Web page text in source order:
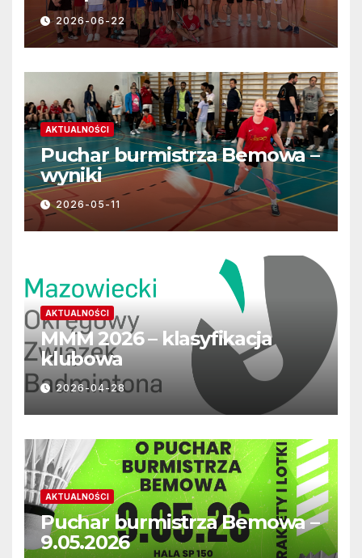
2026-06-22
AKTUALNOŚCI
Puchar burmistrza Bemowa –
wyniki
2026-05-11
AKTUALNOŚCI
MMM 2026 – klasyfikacja
klubowa
2026-04-28
AKTUALNOŚCI
Puchar burmistrza Bemowa –
9.05.2026